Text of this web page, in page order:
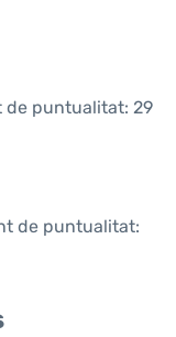
de puntualitat: 29
de puntualitat: